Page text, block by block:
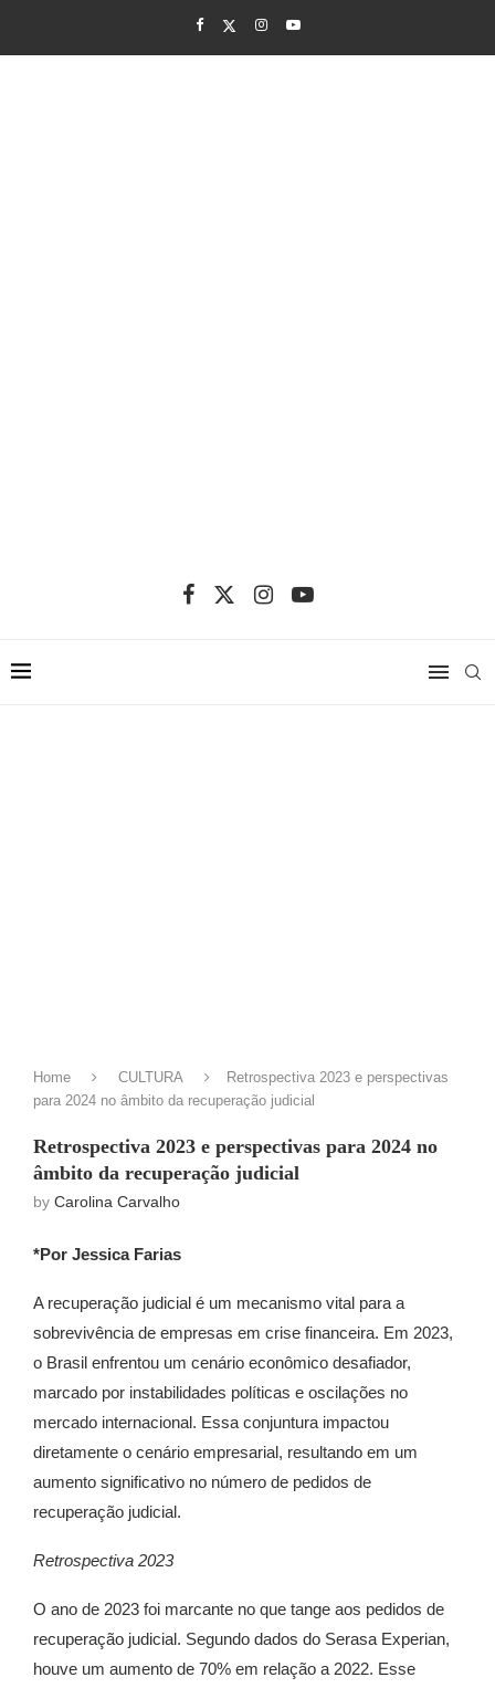
Home CULTURA
Retrospectiva 2023 e perspectivas
para 2024 no âmbito da recuperação judicial
Retrospectiva 2023 e perspectivas para 2024 no
âmbito da recuperação judicial
by Carolina Carvalho
*Por Jessica Farias
A recuperação judicial é um mecanismo vital para a
sobrevivência de empresas em crise financeira. Em 2023,
o Brasil enfrentou um cenário econômico desafiador,
marcado por instabilidades políticas e oscilações no
mercado internacional. Essa conjuntura impactou
diretamente o cenário empresarial, resultando em um
aumento significativo no número de pedidos de
recuperação judicial.
Retrospectiva 2023
O ano de 2023 foi marcante no que tange aos pedidos de
recuperação judicial. Segundo dados do Serasa Experian,
houve um aumento de 70% em relação a 2022. Esse